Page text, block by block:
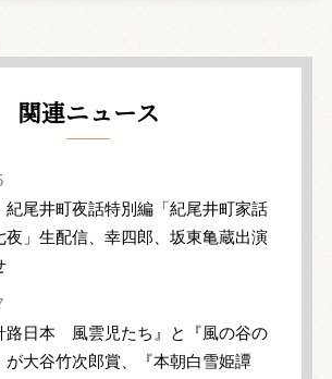
関連ニュース
紀尾井町夜話特別編「紀尾井町家話
夜」生配信、幸四郎、坂東亀蔵出演
路日本 風雲児たち』と『風の谷の
が大谷竹次郎賞、『本朝白雪姫譚